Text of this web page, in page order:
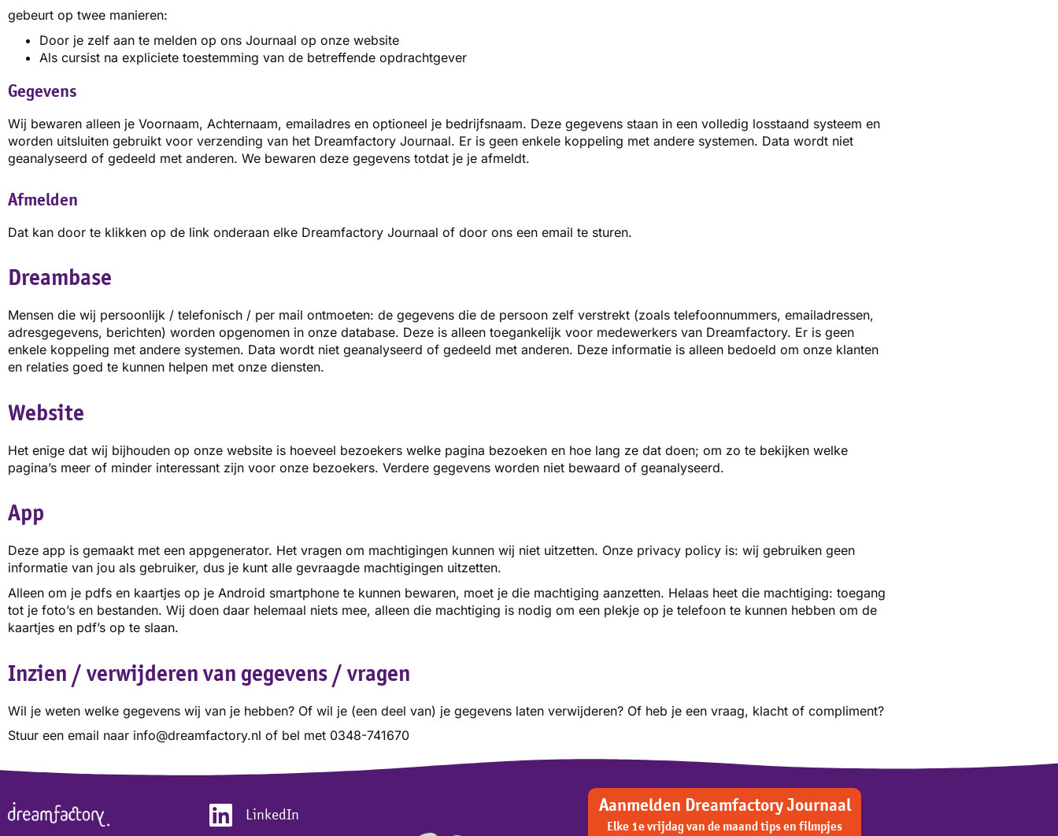
gebeurt op twee manieren:
Door je zelf aan te melden op ons Journaal op onze website
Als cursist na expliciete toestemming van de betreffende opdrachtgever
Gegevens
Wij bewaren alleen je Voornaam, Achternaam, emailadres en optioneel je bedrijfsnaam. Deze gegevens staan in een volledig losstaand systeem en
worden uitsluiten gebruikt voor verzending van het Dreamfactory Journaal. Er is geen enkele koppeling met andere systemen. Data wordt niet
geanalyseerd of gedeeld met anderen. We bewaren deze gegevens totdat je je afmeldt.
Afmelden
Dat kan door te klikken op de link onderaan elke Dreamfactory Journaal of door ons een email te sturen.
Dreambase
Mensen die wij persoonlijk / telefonisch / per mail ontmoeten: de gegevens die de persoon zelf verstrekt (zoals telefoonnummers, emailadressen,
adresgegevens, berichten) worden opgenomen in onze database. Deze is alleen toegankelijk voor medewerkers van Dreamfactory. Er is geen
enkele koppeling met andere systemen. Data wordt niet geanalyseerd of gedeeld met anderen. Deze informatie is alleen bedoeld om onze klanten
en relaties goed te kunnen helpen met onze diensten.
Website
Het enige dat wij bijhouden op onze website is hoeveel bezoekers welke pagina bezoeken en hoe lang ze dat doen; om zo te bekijken welke
pagina’s meer of minder interessant zijn voor onze bezoekers. Verdere gegevens worden niet bewaard of geanalyseerd.
App
Deze app is gemaakt met een appgenerator. Het vragen om machtigingen kunnen wij niet uitzetten. Onze privacy policy is: wij gebruiken geen
informatie van jou als gebruiker, dus je kunt alle gevraagde machtigingen uitzetten.
Alleen om je pdfs en kaartjes op je Android smartphone te kunnen bewaren, moet je die machtiging aanzetten. Helaas heet die machtiging: toegang
tot je foto’s en bestanden. Wij doen daar helemaal niets mee, alleen die machtiging is nodig om een plekje op je telefoon te kunnen hebben om de
kaartjes en pdf’s op te slaan.
Inzien / verwijderen van gegevens / vragen
Wil je weten welke gegevens wij van je hebben? Of wil je (een deel van) je gegevens laten verwijderen? Of heb je een vraag, klacht of compliment?
Stuur een email naar info@dreamfactory.nl of bel met 0348-741670
LinkedIn Aanmelden Dreamfactory Journaal
Elke 1e vrijdag van de maand tips en filmpjes